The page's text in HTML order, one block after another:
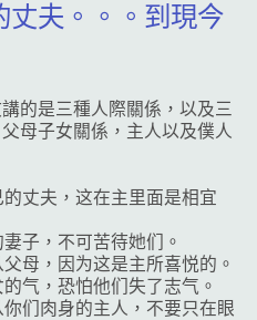
丈夫。。。到現今
的是三種人際關係，以及三
母子女關係，主人以及僕人
丈夫，这在主里面是相宜
子，不可苦待她们。
母，因为这是主所喜悦的。
气，恐怕他们失了志气。
们肉身的主人，不要只在眼